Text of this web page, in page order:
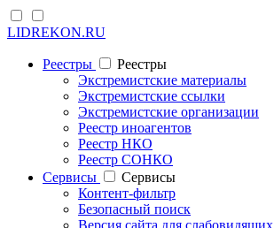
LIDREKON.RU
Реестры
Реестры
Экстремистские материалы
Экстремистские ссылки
Экстремистские организации
Реестр иноагентов
Реестр НКО
Реестр СОНКО
Cервисы
Cервисы
Контент-фильтр
Безопасный поиск
Версия сайта для слабовидящих